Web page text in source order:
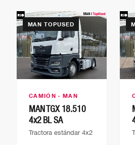
MAN TOPUSED
CAMIÓN · MAN
MAN TGX 18.510
4x2 BL SA
Tractora estándar 4x2